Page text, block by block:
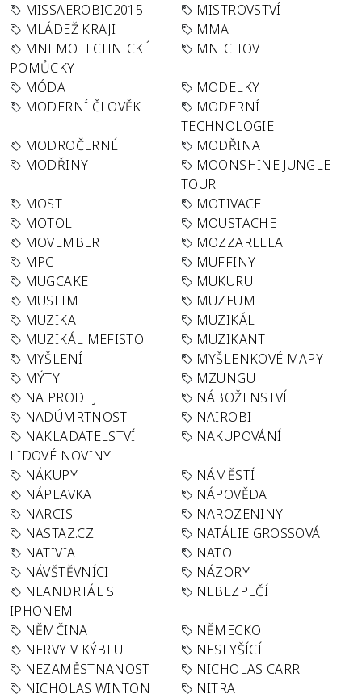
MISSAEROBIC2015
MISTROVSTVÍ
MLÁDEŽ KRAJI
MMA
MNEMOTECHNICKÉ
POMŮCKY
MNICHOV
MÓDA
MODELKY
MODERNÍ ČLOVĚK
MODERNÍ
TECHNOLOGIE
MODROČERNÉ
MODŘINA
MODŘINY
MOONSHINE JUNGLE
TOUR
MOST
MOTIVACE
MOTOL
MOUSTACHE
MOVEMBER
MOZZARELLA
MPC
MUFFINY
MUGCAKE
MUKURU
MUSLIM
MUZEUM
MUZIKA
MUZIKÁL
MUZIKÁL MEFISTO
MUZIKANT
MYŠLENÍ
MYŠLENKOVÉ MAPY
MÝTY
MZUNGU
NA PRODEJ
NÁBOŽENSTVÍ
NADÚMRTNOST
NAIROBI
NAKLADATELSTVÍ
LIDOVÉ NOVINY
NAKUPOVÁNÍ
NÁKUPY
NÁMĚSTÍ
NÁPLAVKA
NÁPOVĚDA
NARCIS
NAROZENINY
NASTAZ.CZ
NATÁLIE GROSSOVÁ
NATIVIA
NATO
NÁVŠTĚVNÍCI
NÁZORY
NEANDRTÁL S
IPHONEM
NEBEZPEČÍ
NĚMČINA
NĚMECKO
NERVY V KÝBLU
NESLYŠÍCÍ
NEZAMĚSTNANOST
NICHOLAS CARR
NICHOLAS WINTON
NITRA